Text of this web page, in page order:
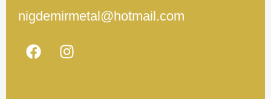
nigdemirmetal@hotmail.com